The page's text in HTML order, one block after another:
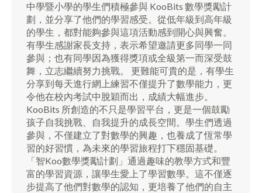
中學暨小學的學生們積極參與 KooBits 數學獎勵計
劃，並分享了他們的學習感受。從低年級到高年級
的學生，都對能夠參與這項活動感到開心與興奮。
有學生感謝家長支持，表示希望邀請更多同學一同
參與；也有同學因為獲得獎項或全級第一而深受鼓
舞，立志繼續努力挑戰。 更難能可貴的是，有學生
分享到每天進行網上練習不僅提升了數學能力，更
令他在校內考試中脫穎而出，成績大幅進步。
KooBits 所創造的不只是學習平台，更是一個鼓勵
孩子自我挑戰、自我提升的成長空間。學生們透過
參與，不僅建立了對數學的興趣，也養成了恆常學
習的好習慣，為未來的學習旅程打下穩固基礎。
「智Koo數學獎勵計劃」通過趣味的教學方式和豐
富的學習資源，讓學生愛上了學習數學。這不僅逐
步提高了他們對數學的認知，更培養了他們的自主